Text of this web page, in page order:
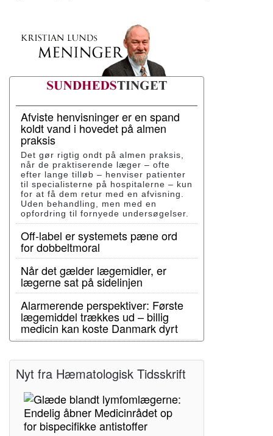
Afviste henvisninger er en spand
koldt vand i hovedet på almen
praksis
Det gør rigtig ondt på almen praksis,
når de praktiserende læger – ofte
efter lange tilløb – henviser patienter
til specialisterne på hospitalerne – kun
for at få dem retur med en afvisning.
Uden behandling, men med en
opfordring til fornyede undersøgelser.
Off-label er systemets pæne ord
for dobbeltmoral
Når det gælder lægemidler, er
lægerne sat på sidelinjen
Alarmerende perspektiver: Første
lægemiddel trækkes ud – billig
medicin kan koste Danmark dyrt
Nyt fra Hæmatologisk Tidsskrift